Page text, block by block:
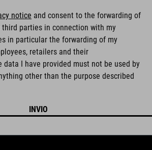
notice and consent to the forwarding of
parties in connection with my
in particular the forwarding of my
retailers and their
data I have provided must not be used by
other than the purpose described